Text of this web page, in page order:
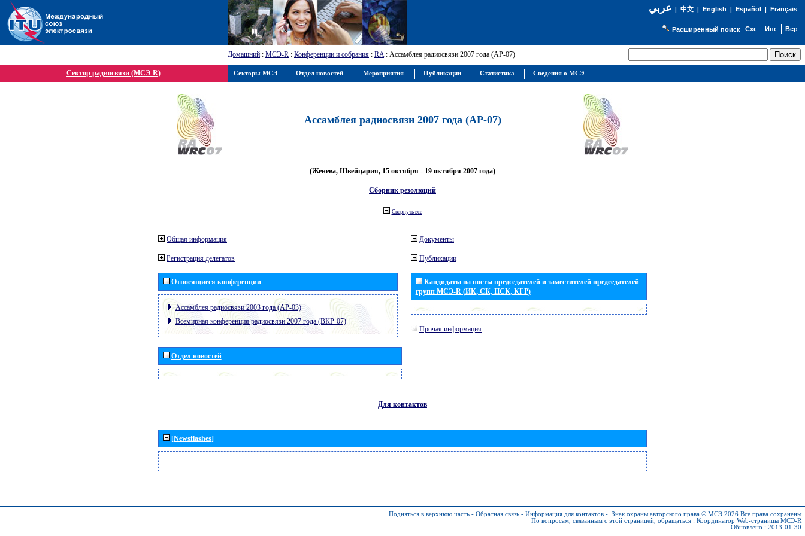
عربي| 中文| English | Español | Français
Расширенный поиск
Домашний : МСЭ-R : Конференции и собрания : RA: Ассамблея радиосвязи 2007 года (АР-07)
Сектор радиосвязи (МСЭ-R)
Ассамблея радиосвязи 2007 года (АР-07)
(Женева, Швейцария, 15 октября - 19 октября 2007 года)
Сборник резолюций
Свернуть все
Общая информация
Регистрация делегатов
Относящиеся конференции
Ассамблея радиосвязи 2003 года (АР-03)
Всемирная конференция радиосвязи 2007 года (ВКР-07)
Отдел новостей
Документы
Публикации
Кандидаты на посты председателей и заместителей председателей
групп МСЭ-R (ИК, СК, ПСК, КГР)
Прочая информация
Для контактов
[Newsflashes]
Подняться в верхнюю часть - Обратная связь - Информация для контактов - Знак охраны авторского права © МСЭ 2026 Все права сохранены
По вопросам, связанным с этой страницей, обращаться : Координатор Web-страницы МСЭ-R
Обновлено : 2013-01-30
Секторы МСЭ Отдел новостей Мероприятия Публикации Статистика Сведения о МСЭ